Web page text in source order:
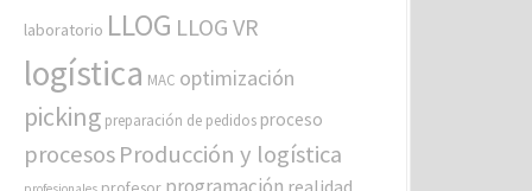
laboratorio LLOG LLOG VR
logística MAC optimización
picking preparación de pedidos proceso
procesosProducción y logística
realidad